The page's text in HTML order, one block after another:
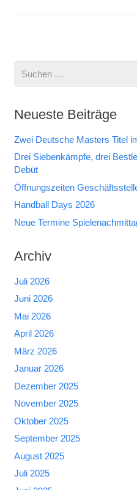
Suchen
Neueste Beiträge
Zwei Deutsche Masters Titel
Drei Siebenkämpfe, drei
Debüt
Öffnungszeiten
Handball Days 2026
Neue Termine
Archiv
Juli 2026
Juni 2026
Mai 2026
April 2026
März 2026
Januar 2026
Dezember 2025
November 2025
Oktober 2025
September 2025
August 2025
Juli 2025